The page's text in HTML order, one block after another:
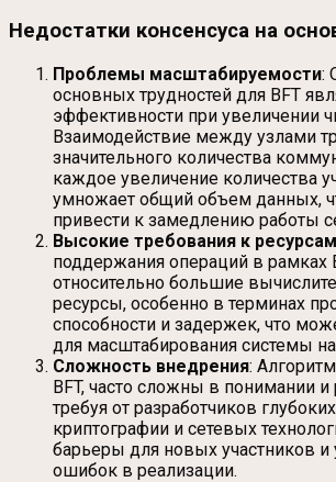
Недостатки консенсуса на
Проблемы масштабируемости:
основных трудностей для BFT
эффективности при увеличении
Взаимодействие между узлами
значительного количества
каждое увеличение количества
умножает общий объем данных,
привести к замедлению работы
Высокие требования к ресурсам
поддержания операций в рамках
относительно большие
ресурсы, особенно в терминах
способности и задержек, что
для масштабирования системы
Сложность внедрения:
BFT, часто сложны в понимании и
требуя от разработчиков
криптографии и сетевых
барьеры для новых участников и
ошибок в реализации.